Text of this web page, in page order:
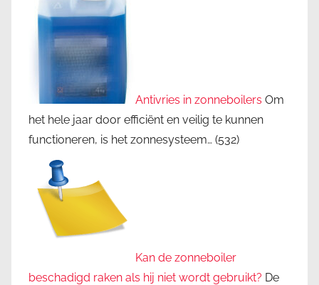
Antivries in zonneboilers Om
het hele jaar door efficiënt en veilig te kunnen
functioneren, is het zonnesysteem… (532)
Kan de zonneboiler
beschadigd raken als hij niet wordt gebruikt? De